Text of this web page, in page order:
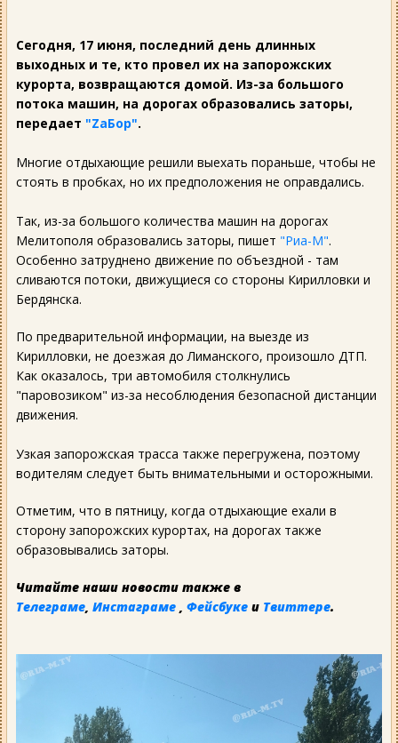
Сегодня, 17 июня, последний день длинных
выходных и те, кто провел их на запорожских
курорта, возвращаются домой. Из-за большого
потока машин, на дорогах образовались заторы,
передает "ZаБор".
Многие отдыхающие решили выехать пораньше, чтобы не
стоять в пробках, но их предположения не оправдались.
Так, из-за большого количества машин на дорогах
Мелитополя образовались заторы, пишет "Риа-М".
Особенно затруднено движение по объездной - там
сливаются потоки, движущиеся со стороны Кирилловки и
Бердянска.
По предварительной информации, на выезде из
Кирилловки, не доезжая до Лиманского, произошло ДТП.
Как оказалось, три автомобиля столкнулись
"паровозиком" из-за несоблюдения безопасной дистанции
движения.
Узкая запорожская трасса также перегружена, поэтому
водителям следует быть внимательными и осторожными.
Отметим, что в пятницу, когда отдыхающие ехали в
сторону запорожских курортах, на дорогах также
образовывались заторы.
Читайте наши новости также в
Телеграме, Инстаграме , Фейсбуке и Твиттере.